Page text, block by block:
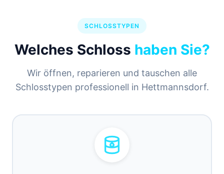
SCHLOSSTYPEN
Welches Schloss haben Sie?
Wir öffnen, reparieren und tauschen alle
Schlosstypen professionell in Hettmannsdorf.